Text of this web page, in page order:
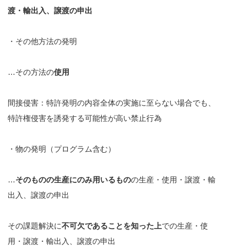
渡・輸出入、譲渡の申出
・その他方法の発明
…その方法の使用
間接侵害：特許発明の内容全体の実施に至らない場合でも、
特許権侵害を誘発する可能性が高い禁止行為
・物の発明（プログラム含む）
…そのものの生産にのみ用いるものの生産・使用・譲渡・輸
出入、譲渡の申出
その課題解決に不可欠であることを知った上での生産・使
用・譲渡・輸出入、譲渡の申出